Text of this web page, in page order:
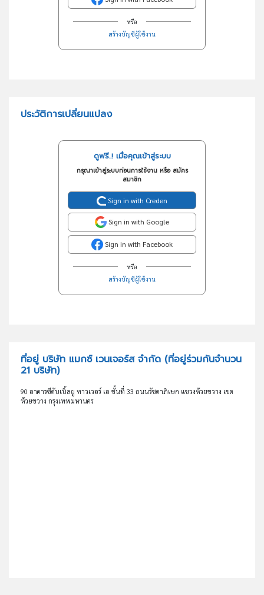
หรือ
สร้างบัญชีผู้ใช้งาน
ประวัติการเปลี่ยนแปลง
ดูฟรี..! เมื่อคุณเข้าสู่ระบบ
กรุณาเข้าสู่ระบบก่อนการใช้งาน หรือ สมัคร
สมาชิก
Sign in with Creden
Sign in with Google
Sign in with Facebook
หรือ
สร้างบัญชีผู้ใช้งาน
ที่อยู่ บริษัท แมกซ์ เวนเจอร์ส จำกัด (ที่อยู่ร่วมกันจำนวน
21 บริษัท)
90 อาคารซีดับเบิ้ลยู ทาวเวอร์ เอ ชั้นที่ 33 ถนนรัชดาภิเษก แขวงห้วยขวาง เขต
ห้วยขวาง กรุงเทพมหานคร